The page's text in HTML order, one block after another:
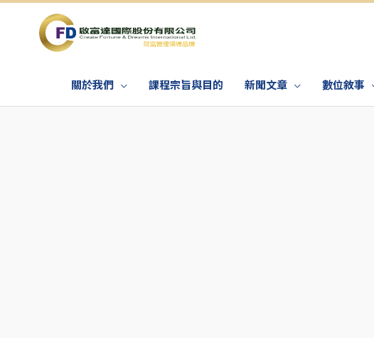
關於我們 課程宗旨與目的 新聞文章 數位敘事